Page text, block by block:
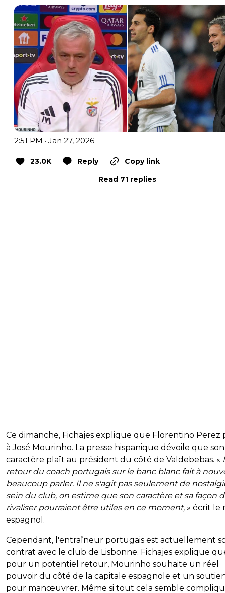
2:51 PM · Jan 27, 2026
23.0K Reply
Copy link
Read 71 replies
Ce dimanche, Fichajes explique que Florentino Perez
à José Mourinho. La presse hispanique dévoile que son
caractère plaît au président du côté de Valdebebas. «
retour du coach portugais sur le banc blanc fait à
beaucoup parler. Il ne s'agit pas seulement de
sein du club, on estime que son caractère et sa façon
rivaliser pourraient être utiles en ce moment, » écrit le
espagnol.
Cependant, l'entraîneur portugais est actuellement
contrat avec le club de Lisbonne. Fichajes explique
pour un potentiel retour, Mourinho souhaite un réel
pouvoir du côté de la capitale espagnole et un
pour manœuvrer. Même si tout cela semble